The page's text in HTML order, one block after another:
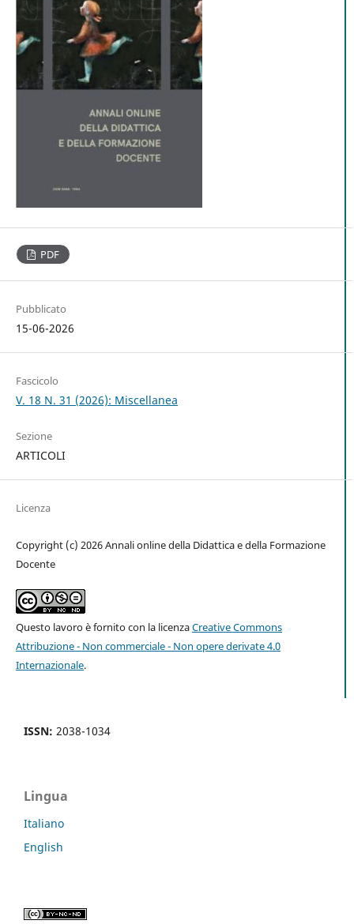
PDF
Pubblicato
15-06-2026
Fascicolo
V. 18 N. 31 (2026): Miscellanea
Sezione
ARTICOLI
Licenza
Copyright (c) 2026 Annali online della Didattica e della Formazione
Docente
Questo lavoro è fornito con la licenzaCreative Commons
Attribuzione - Non commerciale - Non opere derivate 4.0
Internazionale.
ISSN: 2038-1034
Lingua
Italiano
English